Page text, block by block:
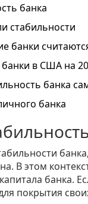
банка
стабильности
банки
в США на
банка
банка
В этом
банка.
покрытия